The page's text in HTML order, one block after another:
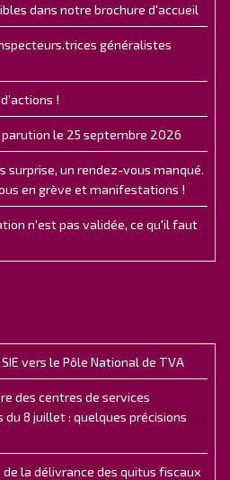
dans notre brochure d'accueil
généralistes
!
le 25 septembre 2026
surprise, un rendez-vous manqué.
en grève et manifestations !
n'est pas validée, ce qu'il faut
vers le Pôle National de TVA
des centres de services
8 juillet : quelques précisions
de la délivrance des quitus fiscaux